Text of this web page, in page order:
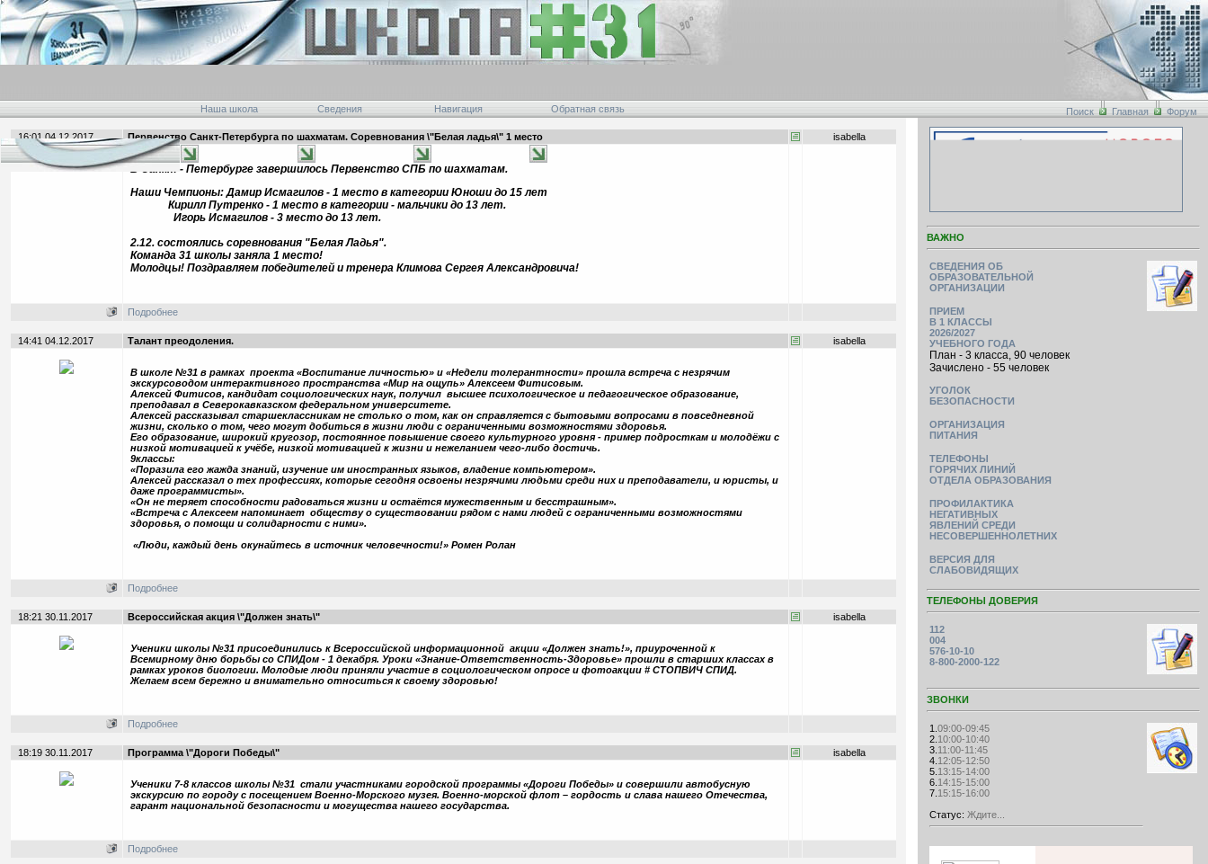
Наша школа Сведения Навигация Обратная связь Поиск Главная Форум
16:01 04.12.2017 Первенство Санкт-Петербурга по шахматам. Соревнования \"Белая ладья\" 1 место isabella
В Санкт - Петербурге завершилось Первенство СПБ по шахматам.
Наши Чемпионы: Дамир Исмагилов - 1 место в категории Юноши до 15 лет
Кирилл Путренко - 1 место в категории - мальчики до 13 лет.
Игорь Исмагилов - 3 место до 13 лет.
2.12. состоялись соревнования "Белая Ладья".
Команда 31 школы заняла 1 место!
Молодцы! Поздравляем победителей и тренера Климова Сергея Александровича!
Подробнее
14:41 04.12.2017 Талант преодоления. isabella
В школе №31 в рамках проекта «Воспитание личностью» и «Недели толерантности» прошла встреча с незрячим
экскурсоводом интерактивного пространства «Мир на ощупь» Алексеем Фитисовым.
Алексей Фитисов, кандидат социологических наук, получил высшее психологическое и педагогическое образование,
преподавал в Северокавказском федеральном университете.
Алексей рассказывал старшеклассникам не столько о том, как он справляется с бытовыми вопросами в повседневной
жизни, сколько о том, чего могут добиться в жизни люди с ограниченными возможностями здоровья.
Его образование, широкий кругозор, постоянное повышение своего культурного уровня - пример подросткам и молодёжи с
низкой мотивацией к учёбе, низкой мотивацией к жизни и нежеланием чего-либо достичь.
9классы:
«Поразила его жажда знаний, изучение им иностранных языков, владение компьютером».
Алексей рассказал о тех профессиях, которые сегодня освоены незрячими людьми среди них и преподаватели, и юристы, и
даже программисты».
«Он не теряет способности радоваться жизни и остаётся мужественным и бесстрашным».
«Встреча с Алексеем напоминает обществу о существовании рядом с нами людей с ограниченными возможностями
здоровья, о помощи и солидарности с ними».
«Люди, каждый день окунайтесь в источник человечности!» Ромен Ролан
Подробнее
18:21 30.11.2017 Всероссийская акция \"Должен знать\" isabella
Ученики школы №31 присоединились к Всероссийской информационной акции «Должен знать!», приуроченной к
Всемирному дню борьбы со СПИДом - 1 декабря. Уроки «Знание-Ответственность-Здоровье» прошли в старших классах в
рамках уроков биологии. Молодые люди приняли участие в социологическом опросе и фотоакции # СТОПВИЧ СПИД.
Желаем всем бережно и внимательно относиться к своему здоровью!
Подробнее
18:19 30.11.2017 Программа \"Дороги Победы\" isabella
Ученики 7-8 классов школы №31 стали участниками городской программы «Дороги Победы» и совершили автобусную
экскурсию по городу с посещением Военно-Морского музея. Военно-морской флот – гордость и слава нашего Отечества,
гарант национальной безопасности и могущества нашего государства.
Подробнее
ВАЖНО
СВЕДЕНИЯ ОБ
ОБРАЗОВАТЕЛЬНОЙ
ОРГАНИЗАЦИИ
ПРИЕМ
В 1 КЛАССЫ
2026/2027
УЧЕБНОГО ГОДА
План - 3 класса, 90 человек
Зачислено - 55 человек
УГОЛОК
БЕЗОПАСНОСТИ
ОРГАНИЗАЦИЯ
ПИТАНИЯ
ТЕЛЕФОНЫ
ГОРЯЧИХ ЛИНИЙ
ОТДЕЛА ОБРАЗОВАНИЯ
ПРОФИЛАКТИКА
НЕГАТИВНЫХ
ЯВЛЕНИЙ СРЕДИ
НЕСОВЕРШЕННОЛЕТНИХ
ВЕРСИЯ ДЛЯ
СЛАБОВИДЯЩИХ
ТЕЛЕФОНЫ ДОВЕРИЯ
112
004
576-10-10
8-800-2000-122
ЗВОНКИ
1. 09:00-09:45
2. 10:00-10:40
3. 11:00-11:45
4. 12:05-12:50
5. 13:15-14:00
6. 14:15-15:00
7. 15:15-16:00
Статус: Ждите...